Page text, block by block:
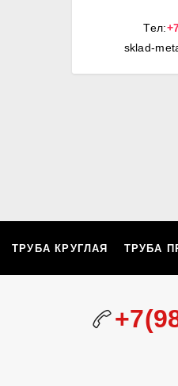
Тел:
sklad-
ТРУБА КРУГЛАЯ ТРУБА